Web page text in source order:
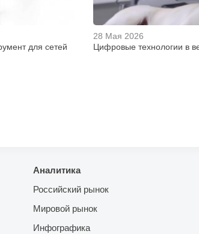
для сетей
28 Мая 2026
Цифровые технологии в
Аналитика
Российский рынок
Мировой рынок
Инфографика